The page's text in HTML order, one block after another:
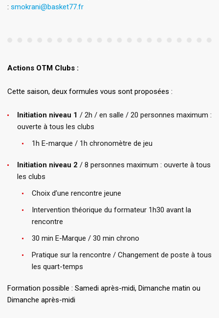
: smokrani@basket77.fr
Actions OTM Clubs :
Cette saison, deux formules vous sont proposées :
Initiation niveau 1 / 2h / en salle / 20 personnes maximum :
ouverte à tous les clubs
1h E-marque / 1h chronomètre de jeu
Initiation niveau 2 / 8 personnes maximum : ouverte à tous
les clubs
Choix d’une rencontre jeune
Intervention théorique du formateur 1h30 avant la
rencontre
30 min E-Marque / 30 min chrono
Pratique sur la rencontre / Changement de poste à tous
les quart-temps
Formation possible : Samedi après-midi, Dimanche matin ou
Dimanche après-midi